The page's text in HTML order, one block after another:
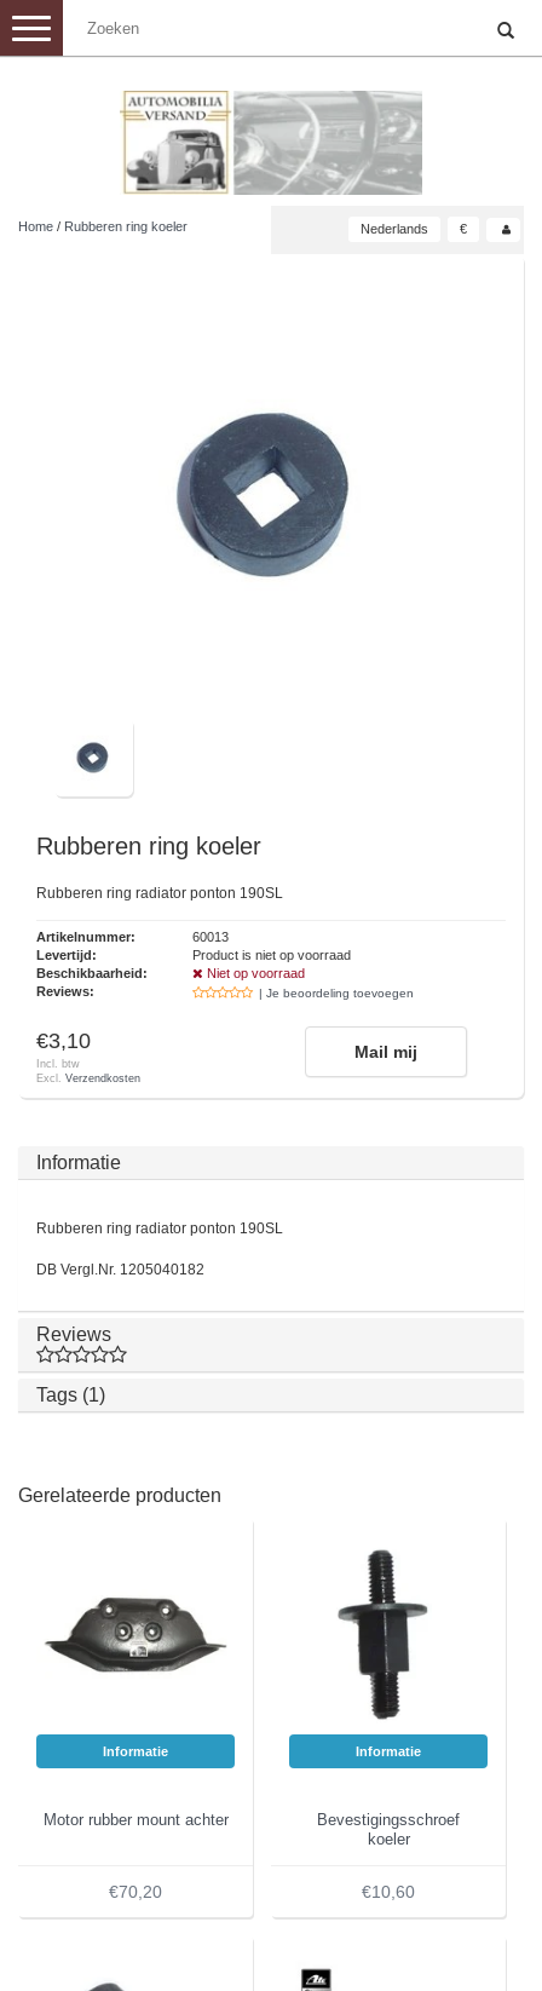
Toggle
navigation
Home / Rubberen ring koeler Nederlands €
Rubberen ring koeler
Rubberen ring radiator ponton 190SL
Artikelnummer:
60013
Levertijd:
Product is niet op voorraad
Beschikbaarheid:
Niet op voorraad
Reviews:
| Je beoordeling toevoegen
€3,10
Incl. btw
Excl. Verzendkosten
Mail mij
Informatie
Rubberen ring radiator ponton 190SL
DB Vergl.Nr. 1205040182
Reviews
Tags (1)
Gerelateerde producten
Informatie
Motor rubber mount achter
€70,20
Informatie
Bevestigingsschroef
koeler
€10,60